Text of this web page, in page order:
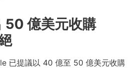
50 億美元收購
已提議以 40 億至 50 億美元收購